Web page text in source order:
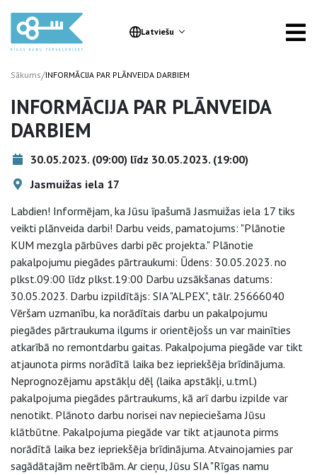
Latviešu
Sākums/INFORMĀCIJA PAR PLĀNVEIDA DARBIEM
INFORMĀCIJA PAR PLĀNVEIDA
DARBIEM
30.05.2023. (09:00) līdz 30.05.2023. (19:00)
Jasmuižas iela 17
Labdien! Informējam, ka Jūsu īpašumā Jasmuižas iela 17 tiks
veikti plānveida darbi! Darbu veids, pamatojums: "Plānotie
KUM mezgla pārbūves darbi pēc projekta." Plānotie
pakalpojumu piegādes pārtraukumi: Ūdens: 30.05.2023. no
plkst.09:00 līdz plkst.19:00 Darbu uzsākšanas datums:
30.05.2023. Darbu izpildītājs: SIA "ALPEX", tālr. 25666040
Vēršam uzmanību, ka norādītais darbu un pakalpojumu
piegādes pārtraukuma ilgums ir orientējošs un var mainīties
atkarībā no remontdarbu gaitas. Pakalpojuma piegāde var tikt
atjaunota pirms norādītā laika bez iepriekšēja brīdinājuma.
Neprognozējamu apstākļu dēļ (laika apstākļi, u.tml.)
pakalpojuma piegādes pārtraukums, kā arī darbu izpilde var
nenotikt. Plānoto darbu norisei nav nepieciešama Jūsu
klātbūtne. Pakalpojuma piegāde var tikt atjaunota pirms
norādītā laika bez iepriekšēja brīdinājuma. Atvainojamies par
sagādātajām neērtībām. Ar cieņu, Jūsu SIA "Rīgas namu